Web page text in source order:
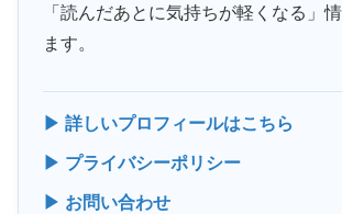
「読んだあとに気持ちが軽くなる」
ます。
▶ 詳しいプロフィールはこちら
▶ プライバシーポリシー
▶ お問い合わせ